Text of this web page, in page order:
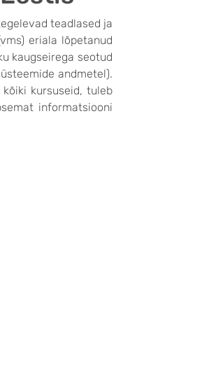
teadlased ja
eriala lõpetanud
kaugseirega seotud
andmetel).
kursuseid, tuleb
informatsiooni